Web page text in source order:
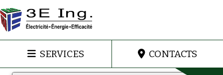
SERVICES CONTACTS